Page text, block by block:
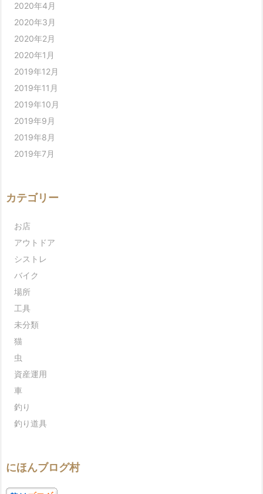
2020年4月
2020年3月
2020年2月
2020年1月
2019年12月
2019年11月
2019年10月
2019年9月
2019年8月
2019年7月
カテゴリー
お店
アウトドア
シストレ
バイク
場所
工具
未分類
猫
虫
資産運用
車
釣り
釣り道具
にほんブログ村